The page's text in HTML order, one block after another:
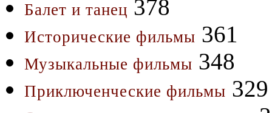
Балет и танец 378
Исторические фильмы 361
Музыкальные фильмы 348
Приключенческие фильмы 329